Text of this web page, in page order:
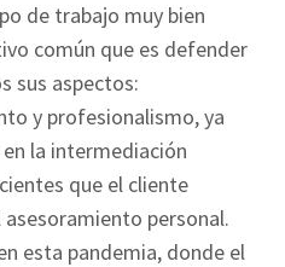
de trabajo muy bien
común que es defender
sus aspectos:
y profesionalismo, ya
la intermediación
que el cliente
personal.
esta pandemia, donde el